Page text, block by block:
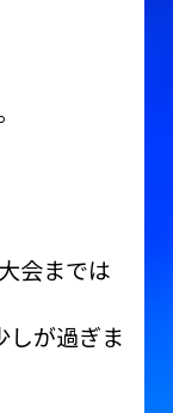
会までは
しが過ぎま